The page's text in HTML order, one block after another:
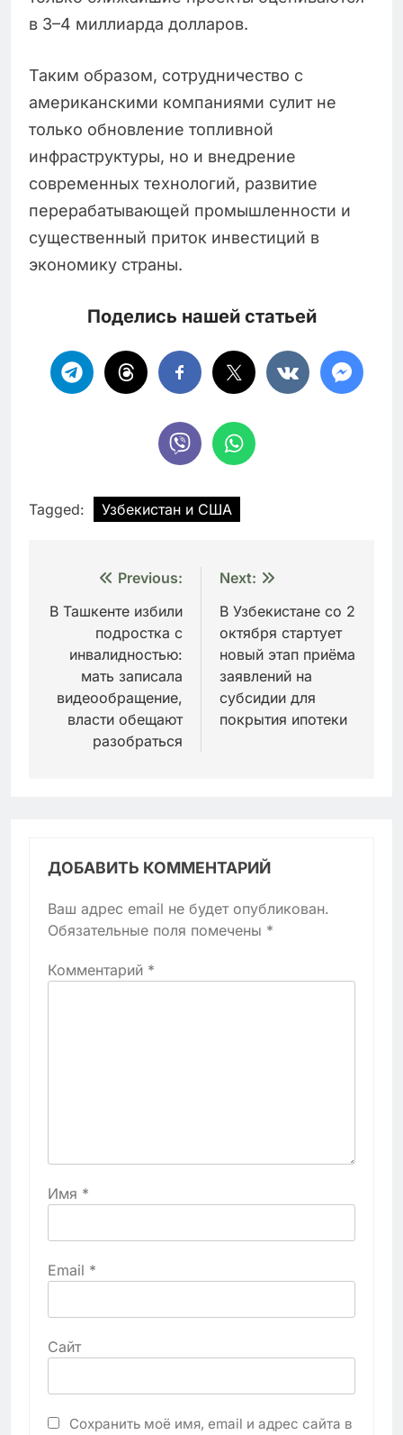
в 3–4 миллиарда долларов.
Таким образом, сотрудничество с
американскими компаниями сулит не
только обновление топливной
инфраструктуры, но и внедрение
современных технологий, развитие
перерабатывающей промышленности и
существенный приток инвестиций в
экономику страны.
Поделись нашей статьей
Tagged: Узбекистан и США
Навигация
по
записям
Previous:
В Ташкенте избили
подростка с
инвалидностью:
мать записала
видеообращение,
власти обещают
разобраться
Next:
В Узбекистане со 2
октября стартует
новый этап приёма
заявлений на
субсидии для
покрытия ипотеки
ДОБАВИТЬ КОММЕНТАРИЙ
Ваш адрес email не будет опубликован.
Обязательные поля помечены *
Комментарий *
Имя *
Email *
Сайт
Сохранить моё имя, email и адрес сайта в